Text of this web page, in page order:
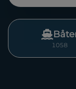
1058